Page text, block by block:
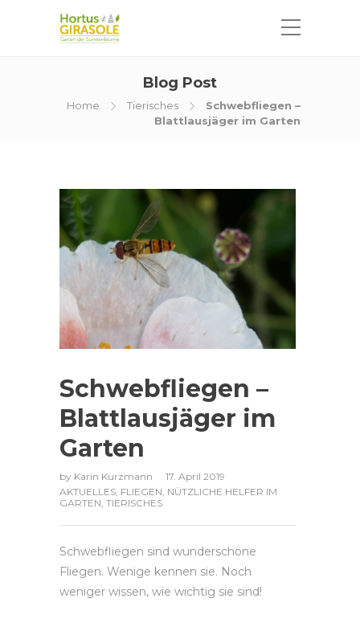
Blog Post
Home Tierisches
Schwebfliegen –
Blattlausjäger im Garten
Schwebfliegen –
Blattlausjäger im
Garten
by Karin Kurzmann
17. April 2019
AKTUELLES FLIEGEN NÜTZLICHE HELFER IM
GARTEN TIERISCHES
Schwebfliegen sind wunderschöne
Fliegen. Wenige kennen sie. Noch
weniger wissen, wie wichtig sie sind!